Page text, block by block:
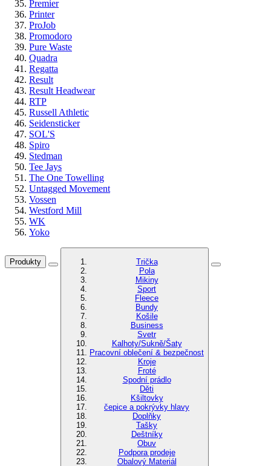
Premier
Printer
ProJob
Promodoro
Pure Waste
Quadra
Regatta
Result
Result Headwear
RTP
Russell Athletic
Seidensticker
SOL'S
Spiro
Stedman
Tee Jays
The One Towelling
Untagged Movement
Vossen
Westford Mill
WK
Yoko
Produkty
Trička
Pola
Mikiny
Sport
Fleece
Bundy
Košile
Business
Svetr
Kalhoty/Sukně/Šaty
Pracovní oblečení & bezpečnost
Kroje
Froté
Spodní prádlo
Děti
Kšiltovky
čepice a pokrývky hlavy
Doplňky
Tašky
Deštníky
Obuv
Podpora prodeje
Obalový Materiál